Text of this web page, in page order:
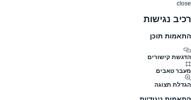
close
רכיב נגישות
התאמות תוכן
הדגשת קישורים
מעבר טאבים
הגדלת תצוגה